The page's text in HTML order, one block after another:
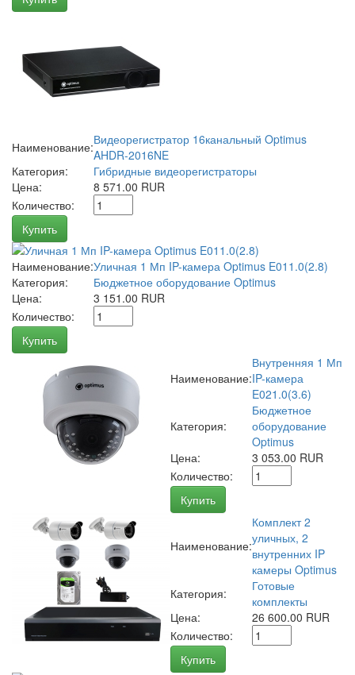
Наименование:Видеорегистратор 16канальный Optimus
AHDR-2016NE
Категория:
Гибридные видеорегистраторы
Цена:
8 571.00 RUR
Количество:
Купить
Наименование:Уличная 1 Мп IP-камера Optimus E011.0(2.8)
Категория:
Бюджетное оборудование Optimus
Цена:
3 151.00 RUR
Количество:
Купить
Наименование:
Внутренняя 1 Мп
IP-камера
E021.0(3.6)
Категория:
Бюджетное
оборудование
Optimus
Цена:
3 053.00 RUR
Количество:
Купить
Наименование:
Комплект 2
уличных, 2
внутренних IP
камеры Optimus
Категория:
Готовые
комплекты
Цена:
26 600.00 RUR
Количество:
Купить